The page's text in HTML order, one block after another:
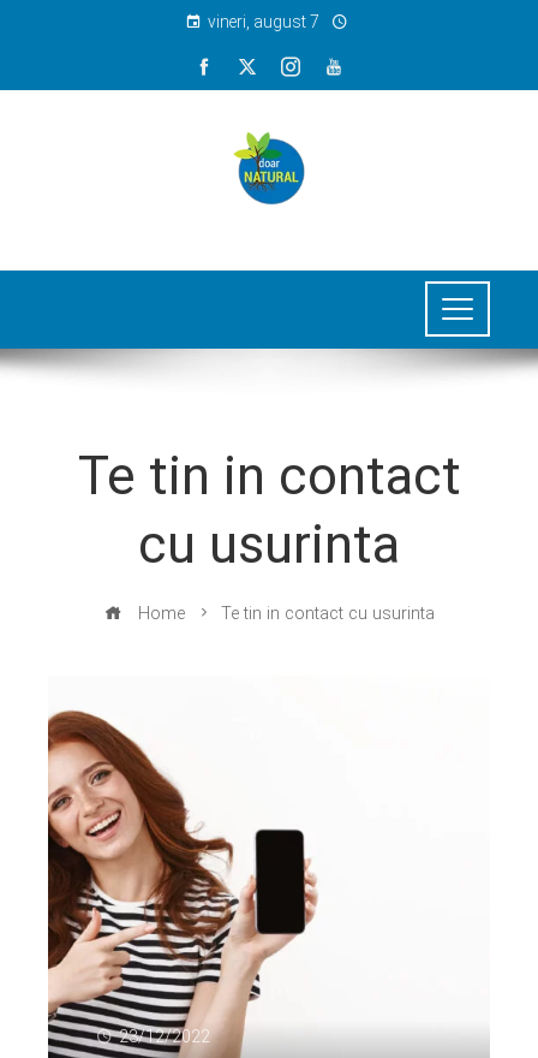
vineri, august 7
Te tin in contact
cu usurinta
Home Te tin in contact cu usurinta
23/12/2022